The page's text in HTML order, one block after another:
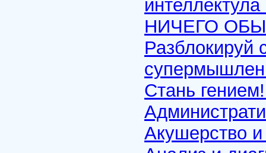
НИЧЕГО
Разблокируй
Стань
Акушерство и